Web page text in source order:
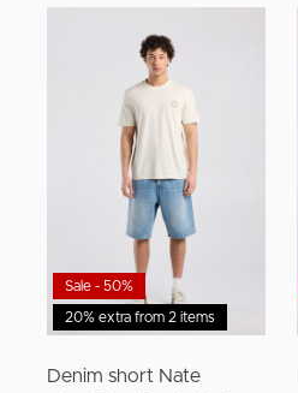
20% extra from 2 items
Sale - 50%
Denim short Nate